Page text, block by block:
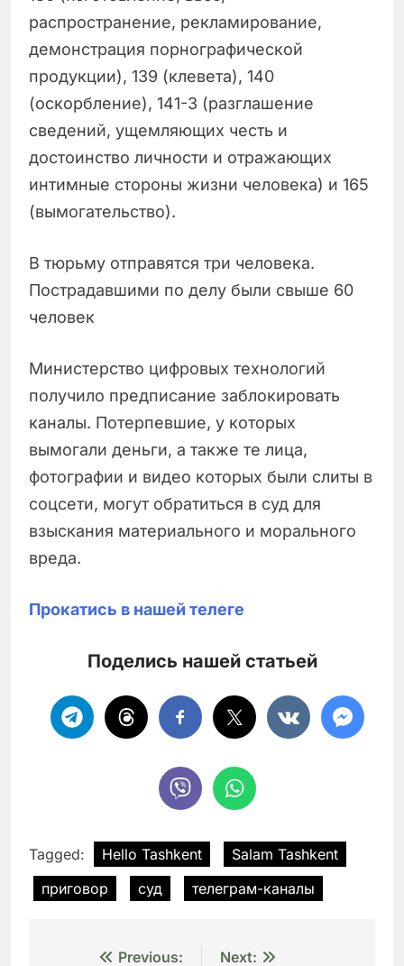
распространение, рекламирование,
демонстрация порнографической
продукции), 139 (клевета), 140
(оскорбление), 141-3 (разглашение
сведений, ущемляющих честь и
достоинство личности и отражающих
интимные стороны жизни человека) и 165
(вымогательство).
В тюрьму отправятся три человека.
Пострадавшими по делу были свыше 60
человек
Министерство цифровых технологий
получило предписание заблокировать
каналы. Потерпевшие, у которых
вымогали деньги, а также те лица,
фотографии и видео которых были слиты в
соцсети, могут обратиться в суд для
взыскания материального и морального
вреда.
Прокатись в нашей телеге
Поделись нашей статьей
Tagged: Hello Tashkent
Salam Tashkent
приговор
суд телеграм-каналы
Previous:
Next: